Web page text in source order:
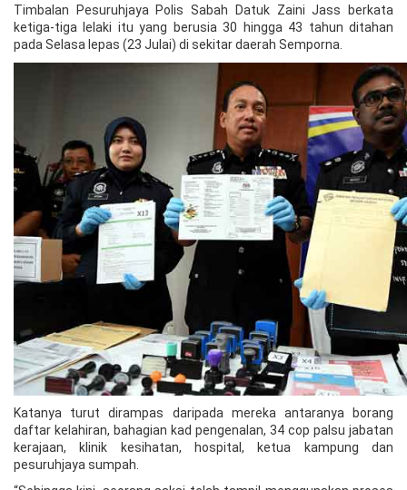
Timbalan Pesuruhjaya Polis Sabah Datuk Zaini Jass berkata
ketiga-tiga lelaki itu yang berusia 30 hingga 43 tahun ditahan
pada Selasa lepas (23 Julai) di sekitar daerah Semporna.
Katanya turut dirampas daripada mereka antaranya borang
daftar kelahiran, bahagian kad pengenalan, 34 cop palsu jabatan
kerajaan, klinik kesihatan, hospital, ketua kampung dan
pesuruhjaya sumpah.